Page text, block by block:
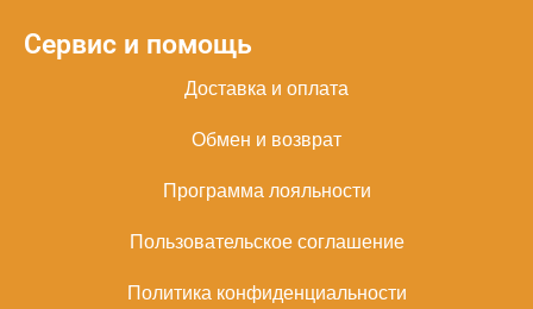
Сервис и помощь
Доставка и оплата
Обмен и возврат
Программа лояльности
Пользовательское соглашение
Политика конфиденциальности